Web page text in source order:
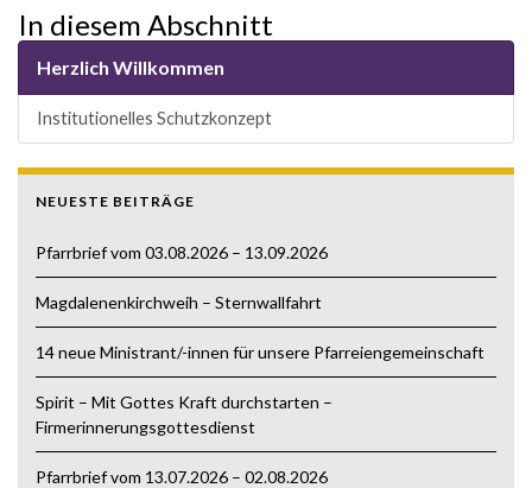
In diesem Abschnitt
Herzlich Willkommen
Institutionelles Schutzkonzept
NEUESTE BEITRÄGE
Pfarrbrief vom 03.08.2026 – 13.09.2026
Magdalenenkirchweih – Sternwallfahrt
14 neue Ministrant/-innen für unsere Pfarreiengemeinschaft
Spirit – Mit Gottes Kraft durchstarten –
Firmerinnerungsgottesdienst
Pfarrbrief vom 13.07.2026 – 02.08.2026